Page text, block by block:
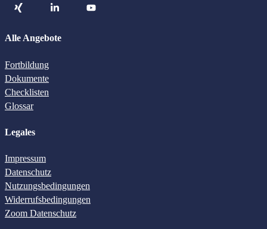
Webinar-Aufzeichnungen
Jetzt mehr erfahren
GwG-Prüfung
Automatisierte online und kinderleicht
Büroausstattung
Alle Angebote
Fortbildung
Dokumente
Checklisten
Glossar
Legales
Impressum
Datenschutz
Nutzungsbedingungen
Widerrufsbedingungen
Zoom Datenschutz